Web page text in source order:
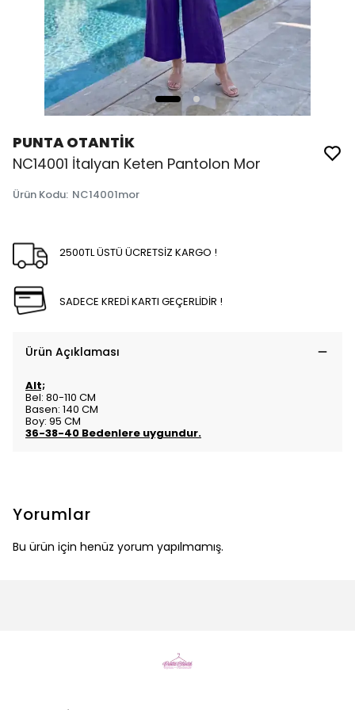
PUNTA OTANTİK
NC14001 İtalyan Keten Pantolon Mor
Ürün Kodu: NC14001mor
2500TL ÜSTÜ ÜCRETSİZ KARGO !
SADECE KREDİ KARTI GEÇERLİDİR !
Ürün Açıklaması
Alt;
Bel: 80-110 CM
Basen: 140 CM
Boy: 95 CM
36-38-40 Bedenlere uygundur.
Yorumlar
Bu ürün için henüz yorum yapılmamış.